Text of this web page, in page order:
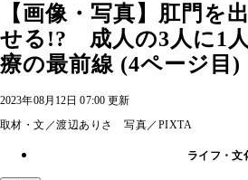
【画像・写真】肛門を
せる!? 成人の3人に1
療の最前線 (4ページ目)
2023年08月12日 07:00 更新
取材・文／渡辺ありさ 写真／PIXTA
ライフ・文